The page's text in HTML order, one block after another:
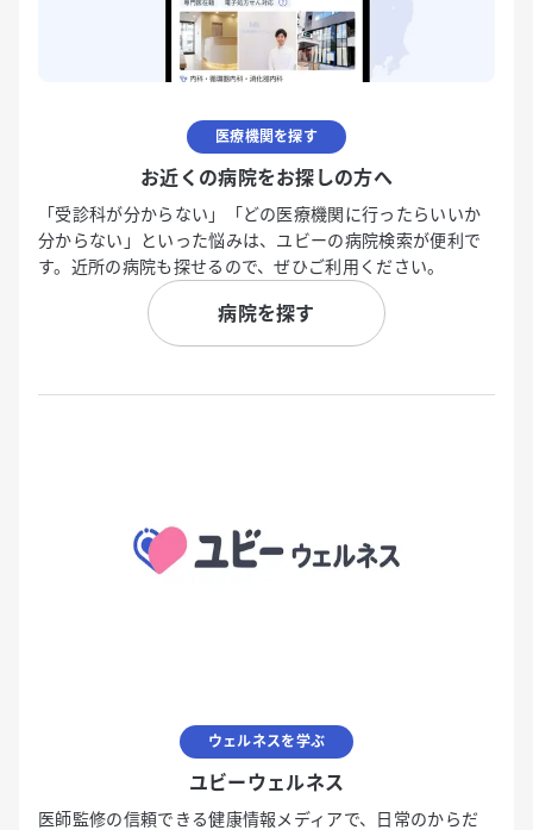
医療機関を探す
お近くの病院をお探しの方へ
「受診科が分からない」「どの医療機関に行ったらいいか
分からない」といった悩みは、ユビーの病院検索が便利で
す。近所の病院も探せるので、ぜひご利用ください。
病院を探す
ウェルネスを学ぶ
ユビーウェルネス
医師監修の信頼できる健康情報メディアで、日常のからだ